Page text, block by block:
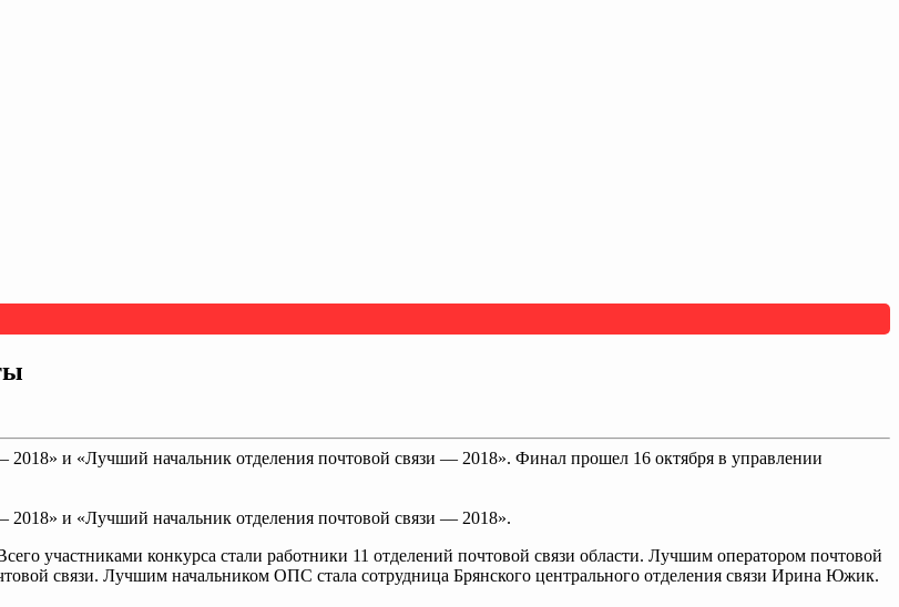
и «Лучший начальник отделения почтовой связи — 2018». Финал прошел 16 октября в управлении
и «Лучший начальник отделения почтовой связи — 2018».
участниками конкурса стали работники 11 отделений почтовой связи области. Лучшим оператором почтовой
связи. Лучшим начальником ОПС стала сотрудница Брянского центрального отделения связи Ирина Южик.